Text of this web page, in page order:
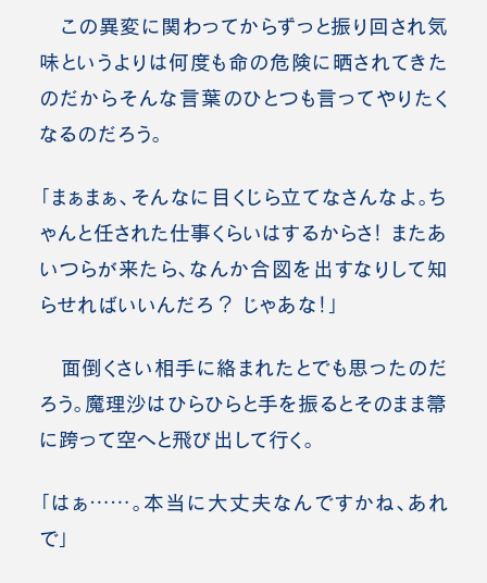
この異変に関わってからずっと振り回され気
味というよりは何度も命の危険に晒されてきた
のだからそんな言葉のひとつも言ってやりたく
なるのだろう。
「まぁまぁ、そんなに目くじら立てなさんなよ。ち
ゃんと任された仕事くらいはするからさ！ またあ
いつらが来たら、なんか合図を出すなりして知
らせればいいんだろ？ じゃあな！」
面倒くさい相手に絡まれたとでも思ったのだ
ろう。魔理沙はひらひらと手を振るとそのまま箒
に跨って空へと飛び出して行く。
「はぁ……。本当に大丈夫なんですかね、あれ
で」